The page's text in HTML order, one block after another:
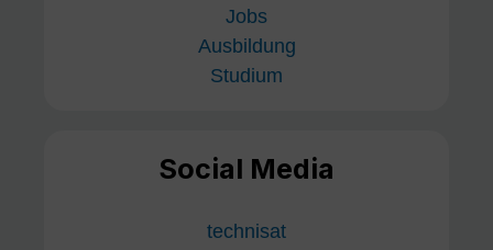
Jobs
Ausbildung
Studium
Social Media
technisat